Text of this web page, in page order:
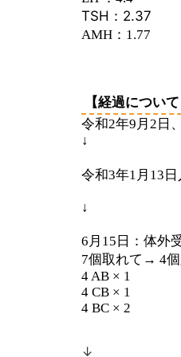
TSH：2.37
AMH：1.77
【経過について
令和2年9 月 2 日
↓
令和3年1 月 13
↓
6 月 15 日：体外
7個取れて → 4
4 AB × 1
4 CB × 1
4 BC × 2
↓